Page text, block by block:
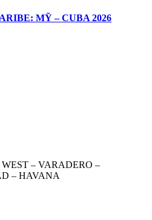
MỸ – CUBA 2026
– VARADERO –
– HAVANA